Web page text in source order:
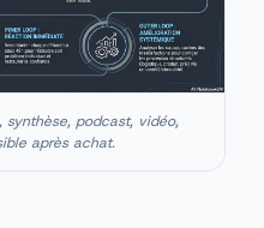
podcast, vidéo,
après achat.